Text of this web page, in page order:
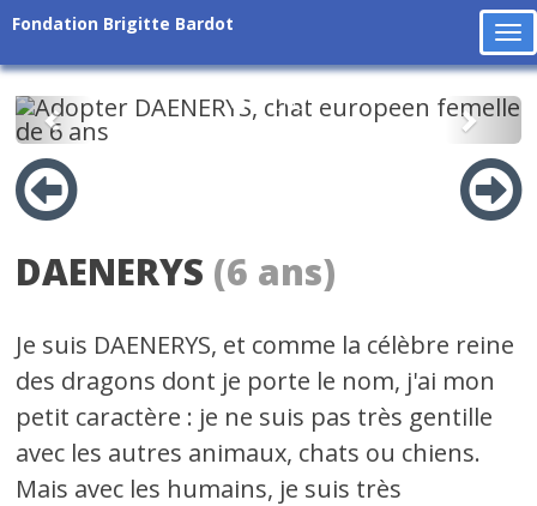
Fondation Brigitte Bardot
Précédent
DAENERYS (6 ans)
Je suis DAENERYS, et comme la célèbre reine
des dragons dont je porte le nom, j'ai mon
petit caractère : je ne suis pas très gentille
avec les autres animaux, chats ou chiens.
Mais avec les humains, je suis très